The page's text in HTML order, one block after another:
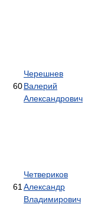
60
Черешнев
Валерий
Александрович
61
Четвериков
Александр
Владимирович